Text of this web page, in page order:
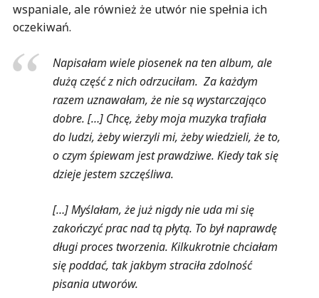
wspaniale, ale również że utwór nie spełnia ich
oczekiwań.
Napisałam wiele piosenek na ten album, ale
dużą część z nich odrzuciłam. Za każdym
razem uznawałam, że nie są wystarczająco
dobre. […] Chcę, żeby moja muzyka trafiała
do ludzi, żeby wierzyli mi, żeby wiedzieli, że to,
o czym śpiewam jest prawdziwe. Kiedy tak się
dzieje jestem szczęśliwa.
[…] Myślałam, że już nigdy nie uda mi się
zakończyć prac nad tą płytą. To był naprawdę
długi proces tworzenia. Kilkukrotnie chciałam
się poddać, tak jakbym straciła zdolność
pisania utworów.